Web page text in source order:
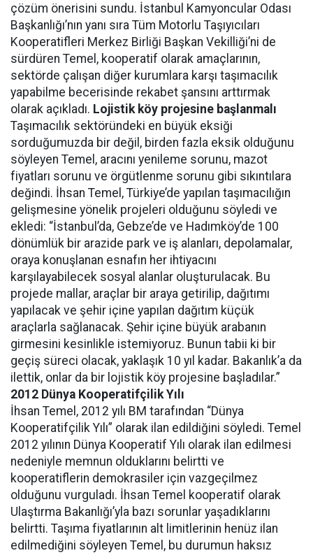
çözüm önerisini sundu. İstanbul Kamyoncular Odası
Başkanlığı’nın yanı sıra Tüm Motorlu Taşıyıcıları
Kooperatifleri Merkez Birliği Başkan Vekilliği’ni de
sürdüren Temel, kooperatif olarak amaçlarının,
sektörde çalışan diğer kurumlara karşı taşımacılık
yapabilme becerisinde rekabet şansını arttırmak
olarak açıkladı. Lojistik köy projesine başlanmalı
Taşımacılık sektöründeki en büyük eksiği
sorduğumuzda bir değil, birden fazla eksik olduğunu
söyleyen Temel, aracını yenileme sorunu, mazot
fiyatları sorunu ve örgütlenme sorunu gibi sıkıntılara
değindi. İhsan Temel, Türkiye’de yapılan taşımacılığın
gelişmesine yönelik projeleri olduğunu söyledi ve
ekledi: “İstanbul’da, Gebze’de ve Hadımköy’de 100
dönümlük bir arazide park ve iş alanları, depolamalar,
oraya konuşlanan esnafın her ihtiyacını
karşılayabilecek sosyal alanlar oluşturulacak. Bu
projede mallar, araçlar bir araya getirilip, dağıtımı
yapılacak ve şehir içine yapılan dağıtım küçük
araçlarla sağlanacak. Şehir içine büyük arabanın
girmesini kesinlikle istemiyoruz. Bunun tabii ki bir
geçiş süreci olacak, yaklaşık 10 yıl kadar. Bakanlık’a da
ilettik, onlar da bir lojistik köy projesine başladılar.”
2012 Dünya Kooperatifçilik Yılı
İhsan Temel, 2012 yılı BM tarafından “Dünya
Kooperatifçilik Yılı” olarak ilan edildiğini söyledi. Temel
2012 yılının Dünya Kooperatif Yılı olarak ilan edilmesi
nedeniyle memnun olduklarını belirtti ve
kooperatiflerin demokrasiler için vazgeçilmez
olduğunu vurguladı. İhsan Temel kooperatif olarak
Ulaştırma Bakanlığı’yla bazı sorunlar yaşadıklarını
belirtti. Taşıma fiyatlarının alt limitlerinin henüz ilan
edilmediğini söyleyen Temel, bu durumun haksız